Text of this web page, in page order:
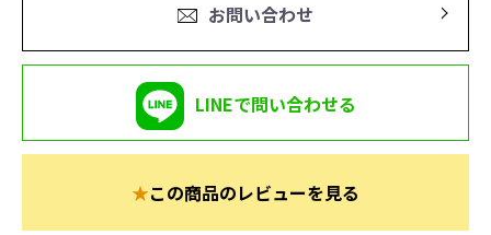
お問い合わせ
LINEで問い合わせる
★この商品のレビューを見る